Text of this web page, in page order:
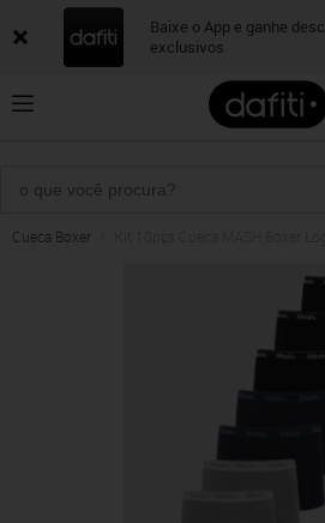
Baixe o App e ganhe
exclusivos
Cueca Boxer